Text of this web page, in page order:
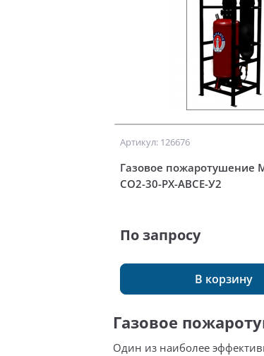
Артикул: 126676
Газовое пожаротушение
СО2-30-РХ-АВСЕ-У2
По запросу
В корзину
Газовое
Один из наиболее